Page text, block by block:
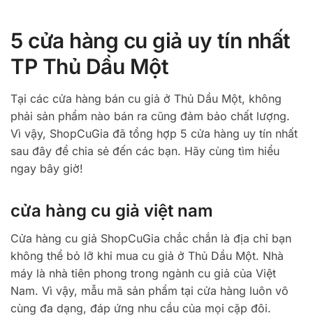
5 cửa hàng cu giả uy tín nhất
TP Thủ Dầu Một
Tại các cửa hàng bán cu giả ở Thủ Dầu Một, không
phải sản phẩm nào bán ra cũng đảm bảo chất lượng.
Vì vậy, ShopCuGia đã tổng hợp 5 cửa hàng uy tín nhất
sau đây để chia sẻ đến các bạn. Hãy cùng tìm hiểu
ngay bây giờ!
cửa hàng cu giả việt nam
Cửa hàng cu giả ShopCuGia chắc chắn là địa chỉ bạn
không thể bỏ lỡ khi mua cu giả ở Thủ Dầu Một. Nhà
máy là nhà tiên phong trong ngành cu giả của Việt
Nam. Vì vậy, mẫu mã sản phẩm tại cửa hàng luôn vô
cùng đa dạng, đáp ứng nhu cầu của mọi cặp đôi.